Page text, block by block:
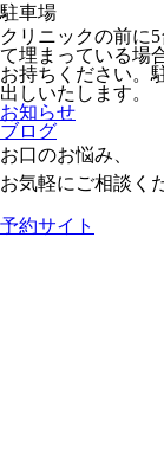
駐車場
クリニックの前に
て埋まっている場
お持ちください。
出しいたします。
お知らせ
ブログ
お口のお悩み、
お気軽にご相談く
予約サイト